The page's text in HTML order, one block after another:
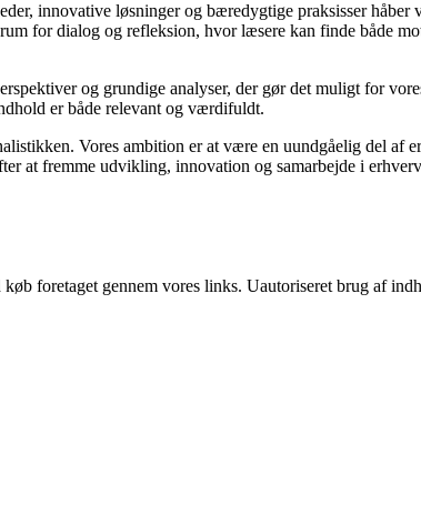
innovative løsninger og bæredygtige praksisser håber
for dialog og refleksion, hvor læsere kan finde både
og grundige analyser, der gør det muligt for
er både relevant og værdifuldt.
Vores ambition er at være en uundgåelig del af
at fremme udvikling, innovation og samarbejde i
foretaget gennem vores links. Uautoriseret brug af